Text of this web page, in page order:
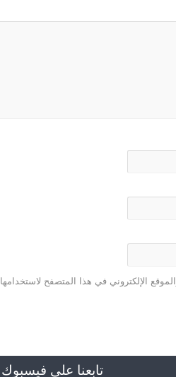
الإلكتروني في هذا المتصفح لاستخدامها
تابعنا على فيسبوك